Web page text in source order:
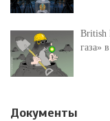
British
газа»
Документы